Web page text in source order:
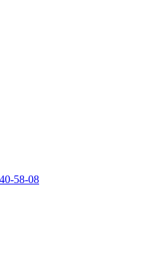
58-08